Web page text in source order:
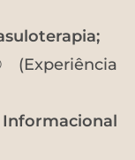
(Experiência